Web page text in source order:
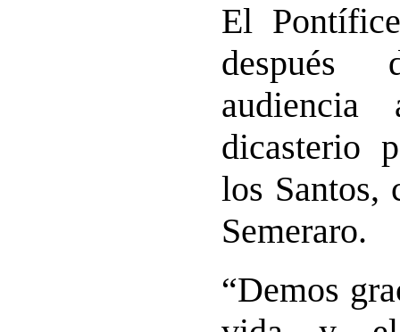
El
dicasterio
los Santos,
Semeraro.
“Demos